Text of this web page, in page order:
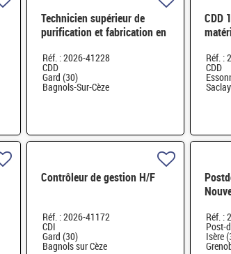
Technicien supérieur de
purification et fabrication en
Réf. : 2026-41228
CDD
Gard (30)
Bagnols-Sur-Cèze
CDD
Réf. :
CDD
Saclay
Contrôleur de gestion H/F
Réf. : 2026-41172
CDI
Gard (30)
Bagnols sur Cèze
H/F
Réf. :
Post-
Isère